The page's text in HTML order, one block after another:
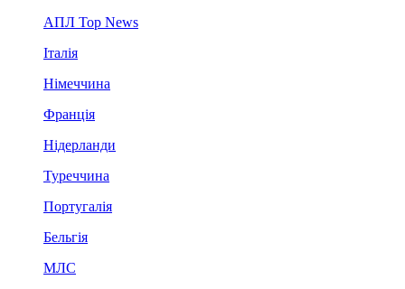
АПЛ Top News
Італія
Німеччина
Франція
Нідерланди
Туреччина
Португалія
Бельгія
МЛС